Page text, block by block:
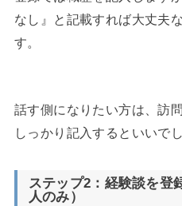
なし』と記載すれば大丈夫
す。
話す側になりたい方は、訪
しっかり記入するといいでし
ステップ2：経験談を登
人のみ）